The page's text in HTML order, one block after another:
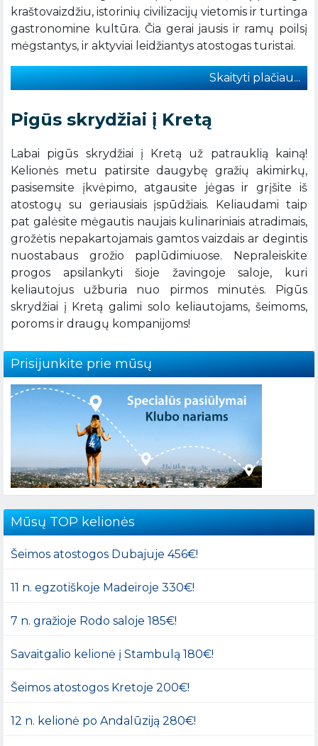
kraštovaizdžiu, istorinių civilizacijų vietomis ir turtinga
gastronomine kultūra. Čia gerai jausis ir ramų poilsį
mėgstantys, ir aktyviai leidžiantys atostogas turistai.
Skaityti plačiau...
Pigūs skrydžiai į Kretą
Labai pigūs skrydžiai į Kretą už patrauklią kainą!
Kelionės metu patirsite daugybę gražių akimirkų,
pasisemsite įkvėpimo, atgausite jėgas ir grįšite iš
atostogų su geriausiais įspūdžiais. Keliaudami taip
pat galėsite mėgautis naujais kulinariniais atradimais,
grožėtis nepakartojamais gamtos vaizdais ar degintis
nuostabaus grožio paplūdimiuose. Nepraleiskite
progos apsilankyti šioje žavingoje saloje, kuri
keliautojus užburia nuo pirmos minutės. Pigūs
skrydžiai į Kretą galimi solo keliautojams, šeimoms,
poroms ir draugų kompanijoms!
Prisijunkite prie mūsų
Mūsų TOP kelionės
Šeimos atostogos Dubajuje 456€!
11 n. egzotiškoje Madeiroje 330€!
7 n. gražioje Rodo saloje 185€!
Savaitgalio kelionė į Stambulą 180€!
Šeimos atostogos Kretoje 200€!
12 n. kelionė po Andalūziją 280€!